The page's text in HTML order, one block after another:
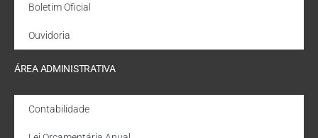
Boletim Oficial
Ouvidoria
ÁREA ADMINISTRATIVA
Contabilidade